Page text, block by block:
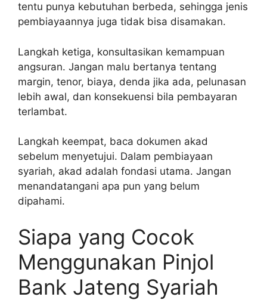
tentu punya kebutuhan berbeda, sehingga jenis
pembiayaannya juga tidak bisa disamakan.
Langkah ketiga, konsultasikan kemampuan
angsuran. Jangan malu bertanya tentang
margin, tenor, biaya, denda jika ada, pelunasan
lebih awal, dan konsekuensi bila pembayaran
terlambat.
Langkah keempat, baca dokumen akad
sebelum menyetujui. Dalam pembiayaan
syariah, akad adalah fondasi utama. Jangan
menandatangani apa pun yang belum
dipahami.
Siapa yang Cocok
Menggunakan Pinjol
Bank Jateng Syariah